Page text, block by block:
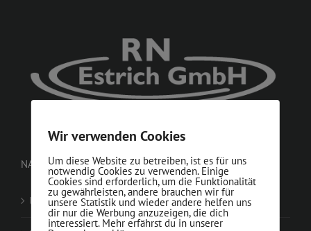
NAVIGATION
Unser Team
Wir verwenden Cookies
Um diese Website zu betreiben, ist es für uns
notwendig Cookies zu verwenden. Einige
Cookies sind erforderlich, um die Funktionalität
zu gewährleisten, andere brauchen wir für
unsere Statistik und wieder andere helfen uns
dir nur die Werbung anzuzeigen, die dich
interessiert. Mehr erfährst du in unserer